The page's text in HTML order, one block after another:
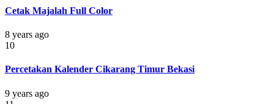
Cetak Majalah Full Color
8 years ago
10
Percetakan Kalender Cikarang Timur Bekasi
9 years ago